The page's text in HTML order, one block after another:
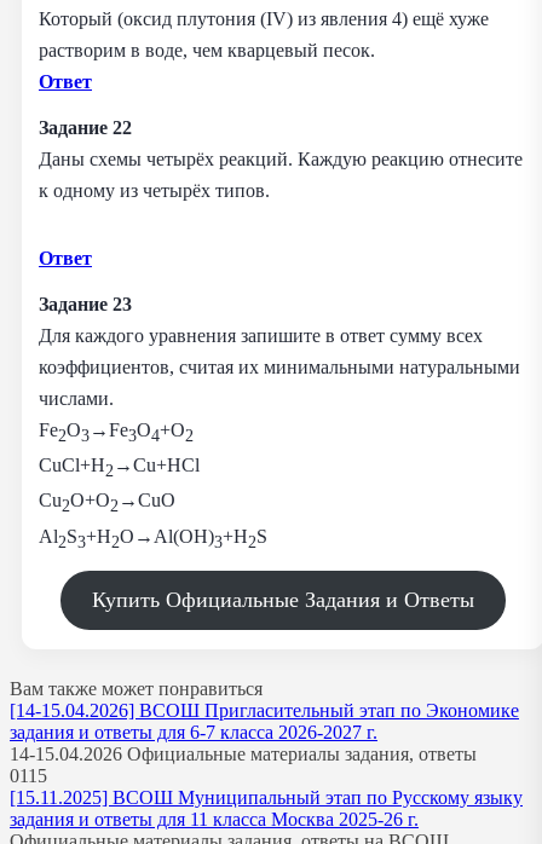
Который (оксид плутония (IV) из явления 4) ещё хуже
растворим в воде, чем кварцевый песок.
Ответ
Задание 22
Даны схемы четырёх реакций. Каждую реакцию отнесите
к одному из четырёх типов.
Ответ
Задание 23
Для каждого уравнения запишите в ответ сумму всех
коэффициентов, считая их минимальными натуральными
числами.
Fe2O3 →Fe3O4+O2​
CuCl+H2 →Cu+HCl
Cu2O+O2 →CuO
Al2S3+H2O→Al(OH)3+H2S
Купить Официальные Задания и Ответы
Вам также может понравиться
[14-15.04.2026] ВСОШ Пригласительный этап по Экономике
задания и ответы для 6-7 класса 2026-2027 г.
14-15.04.2026 Официальные материалы задания, ответы
0115
[15.11.2025] ВСОШ Муниципальный этап по Русскому языку
задания и ответы для 11 класса Москва 2025-26 г.